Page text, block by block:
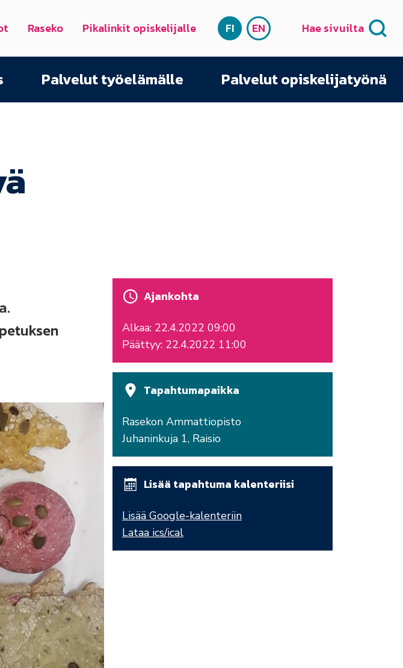
Raseko Pikalinkit opiskelijalle SUOMI
FI ENGLISH
EN Hae sivuilta
Palvelut työelämälle Palvelut opiskelijatyönä
Ajankohta
Alkaa: 22.4.2022 09:00
Päättyy: 22.4.2022 11:00
Tapahtumapaikka
Rasekon Ammattiopisto
Juhaninkuja 1, Raisio
Lisää tapahtuma kalenteriisi
Lisää Google-kalenteriin
Lataa ics/ical